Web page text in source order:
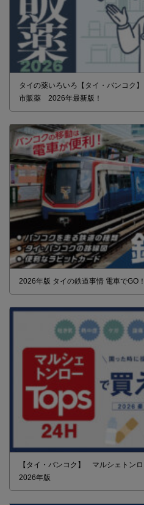
タイの薬いろいろ【タイ・バンコク
市販薬 2026年最新版！
2026年版 タイの鉄道事情 電車でGO！
【タイ・バンコク】 マルシェトン
2026年版